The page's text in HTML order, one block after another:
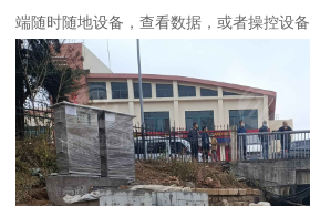
端随时随地设备，查看数据，或者操控设备.